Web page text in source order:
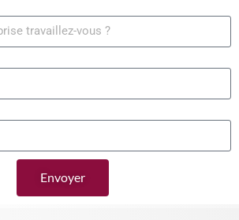
Envoyer